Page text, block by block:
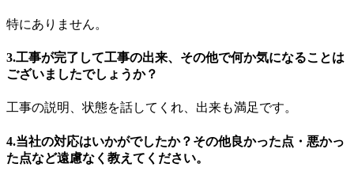
特にありません。
3.工事が完了して工事の出来、その他で何か気になることは
ございましたでしょうか？
工事の説明、状態を話してくれ、出来も満足です。
4.当社の対応はいかがでしたか？その他良かった点・悪かっ
た点など遠慮なく教えてください。